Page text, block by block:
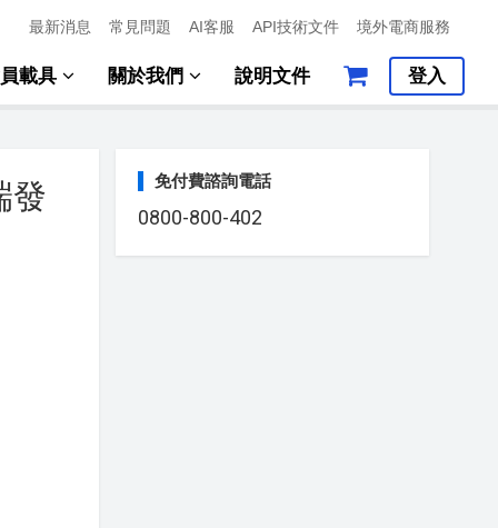
最新消息 常見問題 AI客服 API技術文件 境外電商服務
載具 關於我們 說明文件 登入
發 免付費諮詢電話
0800-800-402